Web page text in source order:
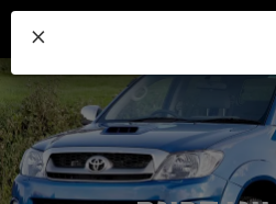
×